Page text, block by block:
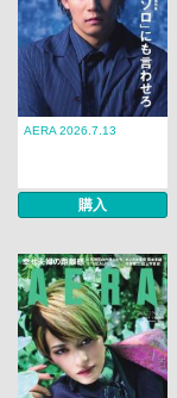
AERA 2026.7.13
購入